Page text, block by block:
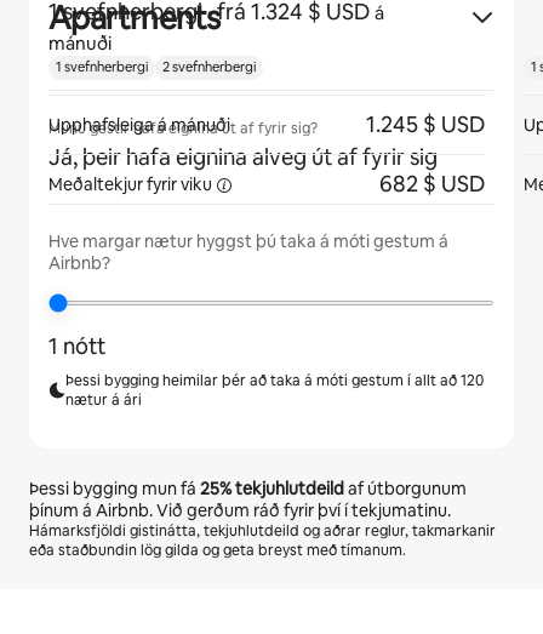
1 svefnherbergi · frá 1.324 $ USD á
mánuði
Munu gestir hafa eignina út af fyrir sig?
Já, þeir hafa eignina alveg út af fyrir sig
Hve margar nætur hyggst þú taka á móti gestum á
Airbnb?
1 nótt
Þessi bygging heimilar þér að taka á móti gestum í allt að 120
nætur á ári
Þessi bygging mun fá 25%tekjuhlutdeildaf útborgunum
þínum á Airbnb. Við gerðum ráð fyrir því í tekjumatinu.
Hámarksfjöldi gistinátta, tekjuhlutdeild og aðrar reglur, takmarkanir
eða staðbundin lög gilda og geta breyst með tímanum.
Apartments
1 svefnherbergi 2 svefnherbergi
Upphafsleiga á mánuði 1.245 $ USD
Meðaltekjur fyrirviku 682 $ USD
1